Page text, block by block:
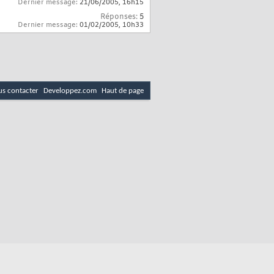
Dernier message: 21/06/2005, 16h15
Réponses: 5
Dernier message: 01/02/2005, 10h33
contacter Developpez.com Haut de page